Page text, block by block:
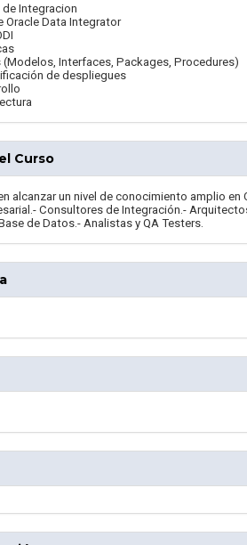
Integracion
Oracle Data Integrator
Interfaces, Packages, Procedures)
de despliegues
Curso
alcanzar un nivel de conocimiento amplio
Consultores de Integración.-
de Datos.- Analistas y QA Testers.